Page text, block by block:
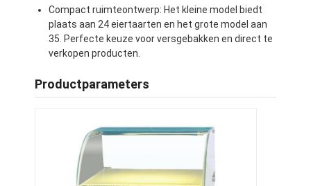
Compact ruimteontwerp: Het kleine model biedt
plaats aan 24 eiertaarten en het grote model aan
35. Perfecte keuze voor versgebakken en direct te
verkopen producten.
Productparameters